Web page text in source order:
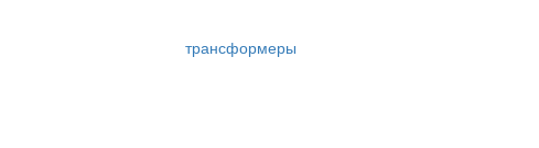
трансформеры